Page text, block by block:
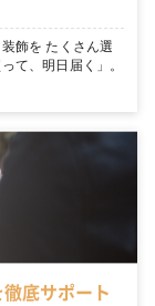
飾を たくさん選
て、明日届く」。
底サポート